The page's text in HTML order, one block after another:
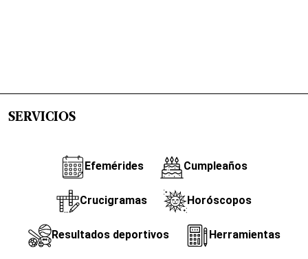
SERVICIOS
Efemérides Cumpleaños
Crucigramas Horóscopos
Resultados deportivos Herramientas